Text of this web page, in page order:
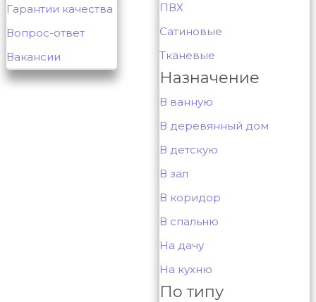
Гарантии качества
Вопрос-ответ
Вакансии
ПВХ
Сатиновые
Тканевые
Назначение
В ванную
В деревянный дом
В детскую
В зал
В коридор
В спальню
На дачу
На кухню
По типу